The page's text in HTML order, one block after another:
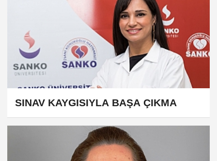
​​​​​​​SINAV KAYGISIYLA BAŞA ÇIKMA